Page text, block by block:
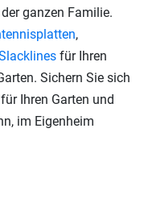
ganzen Familie.
,
für Ihren
Sichern Sie sich
Ihren Garten und
im Eigenheim